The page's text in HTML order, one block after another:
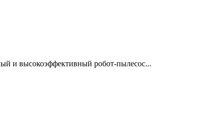
и высокоэффективный робот-пылесос...